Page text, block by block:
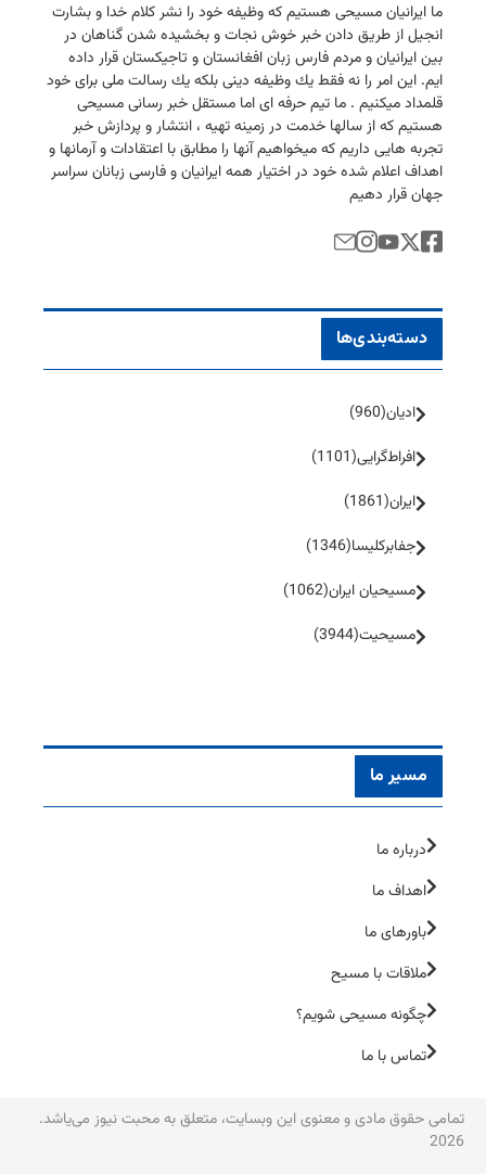
ما ایرانیان مسیحی هستیم كه وظیفه خود را نشر كلام خدا و بشارت
انجیل از طریق دادن خبر خوش نجات و بخشیده شدن گناهان در
بین ایرانیان و مردم فارس زبان افغانستان و تاجیكستان قرار داده
ایم. این امر را نه فقط یك وظیفه دینی بلكه یك رسالت ملی برای خود
قلمداد میكنیم . ما تیم حرفه ای اما مستقل خبر رسانی مسیحی
هستیم كه از سالها خدمت در زمینه تهیه ، انتشار و پردازش خبر
تجربه هایی داریم كه میخواهیم آنها را مطابق با اعتقادات و آرمانها و
اهداف اعلام شده خود در اختیار همه ایرانیان و فارسی زبانان سراسر
جهان قرار دهیم
دسته‌بندی‌ها
ادیان(960)
افراط‌گرایی(1101)
ایران(1861)
جفا‌بر‌کلیسا(1346)
مسیحیان ایران(1062)
مسیحیت(3944)
مسیر ما
درباره ما
اهداف ما
باورهای ما
ملاقات با مسیح
چگونه مسیحی شویم؟
تماس با ما
تمامی حقوق مادی و معنوی این وبسایت، متعلق به محبت نیوز می‌یاشد.
2026